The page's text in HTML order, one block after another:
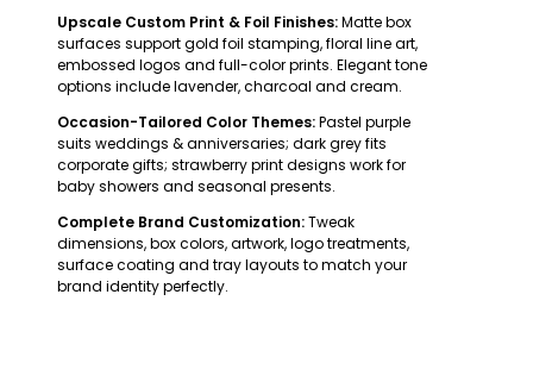
Upscale Custom Print & Foil Finishes:Matte box
surfaces support gold foil stamping, floral line art,
embossed logos and full-color prints. Elegant tone
options include lavender, charcoal and cream.
Occasion-Tailored Color Themes:Pastel purple
suits weddings & anniversaries; dark grey fits
corporate gifts; strawberry print designs work for
baby showers and seasonal presents.
Complete Brand Customization:Tweak
dimensions, box colors, artwork, logo treatments,
surface coating and tray layouts to match your
brand identity perfectly.